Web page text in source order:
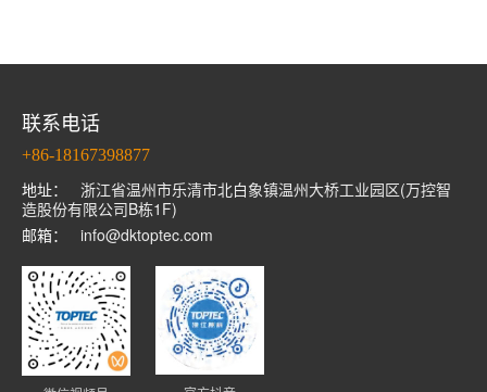
联系电话
+86-18167398877
地址：
浙江省温州市乐清市北白象镇温州大桥工业园区(万控智
造股份有限公司B栋1F)
邮箱：
info@dktoptec.com